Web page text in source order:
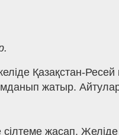
Қазақстан-
жатыр.
сілтеме жасап.